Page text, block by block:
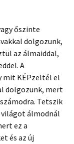
őszinte
dolgozunk,
az álmaiddal,
A
mit KÉPzeltél el
dolgozunk, mert
Tetszik
világot álmodnál
ez a
és az új